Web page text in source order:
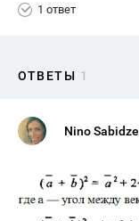
1 ответ
ОТВЕТЫ 1
Nino Sabidze